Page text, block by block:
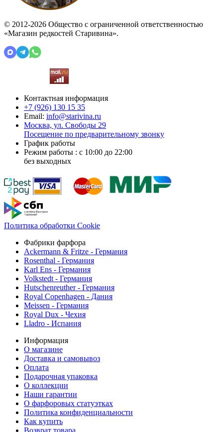
© 2012-2026 Общество с ограниченной ответственностью
«Магазин редкостей Старивина».
Контактная информация
+7 (926) 130 15 35
Email: info@starivina.ru
Москва, ул. Свободы 29
Посещение по предварительному звонку
График работы
Режим работы : с 10:00 до 22:00
без выходных
Политика обработки Cookie
Фабрики фарфора
Ackermann & Fritze - Германия
Rosenthal - Германия
Karl Ens - Германия
Volkstedt - Германия
Hutschenreuther - Германия
Royal Copenhagen - Дания
Meissen - Германия
Royal Dux - Чехия
Lladro - Испания
Информация
О магазине
Доставка и самовывоз
Оплата
Подарочная упаковка
О коллекции
Наши гарантии
О фарфоровых статуэтках
Политика конфиденциальности
Как купить
Возврат товара